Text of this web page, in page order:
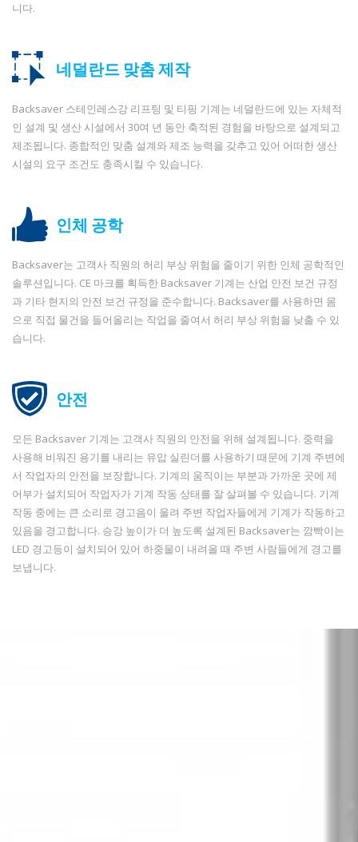
니다.
네덜란드 맞춤 제작
Backsaver 스테인레스강 리프팅 및 티핑 기계는 네덜란드에 있는 자체적
인 설계 및 생산 시설에서 30여 년 동안 축적된 경험을 바탕으로 설계되고
제조됩니다. 종합적인 맞춤 설계와 제조 능력을 갖추고 있어 어떠한 생산
시설의 요구 조건도 충족시킬 수 있습니다.
인체 공학
Backsaver는 고객사 직원의 허리 부상 위험을 줄이기 위한 인체 공학적인
솔루션입니다. CE 마크를 획득한 Backsaver 기계는 산업 안전 보건 규정
과 기타 현지의 안전 보건 규정을 준수합니다. Backsaver를 사용하면 몸
으로 직접 물건을 들어올리는 작업을 줄여서 허리 부상 위험을 낮출 수 있
습니다.
안전
모든 Backsaver 기계는 고객사 직원의 안전을 위해 설계됩니다. 중력을
사용해 비워진 용기를 내리는 유압 실린더를 사용하기 때문에 기계 주변에
서 작업자의 안전을 보장합니다. 기계의 움직이는 부분과 가까운 곳에 제
어부가 설치되어 작업자가 기계 작동 상태를 잘 살펴볼 수 있습니다. 기계
작동 중에는 큰 소리로 경고음이 울려 주변 작업자들에게 기계가 작동하고
있음을 경고합니다. 승강 높이가 더 높도록 설계된 Backsaver는 깜빡이는
LED 경고등이 설치되어 있어 하중물이 내려올 때 주변 사람들에게 경고를
보냅니다.